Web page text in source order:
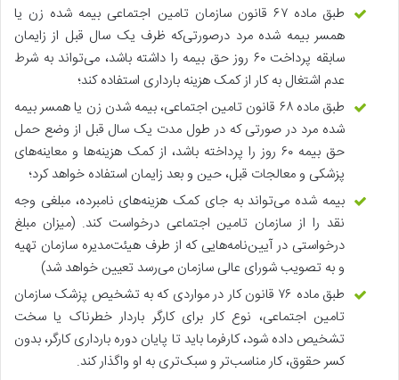
طبق ماده ۶۷ قانون سازمان تامین اجتماعی بیمه شده زن یا
همسر بیمه شده مرد درصورتی‌که ظرف یک سال قبل از زایمان
سابقه پرداخت ۶۰ روز حق بیمه را داشته باشد، می‌تواند به شرط
عدم اشتغال به کار از کمک هزینه بارداری استفاده کند؛
طبق ماده ۶۸ قانون تامین اجتماعی، بیمه شدن زن یا همسر بیمه
شده مرد در صورتی که در طول مدت یک سال قبل از وضع حمل
حق بیمه ۶۰ روز را پرداخته باشد، از کمک هزینه‌ها و معاینه‌های
پزشکی و معالجات قبل، حین و بعد زایمان استفاده خواهد کرد؛
بیمه شده می‌تواند به جای کمک هزینه‌های نامبرده، مبلغی وجه
نقد را از سازمان تامین اجتماعی درخواست کند. (میزان مبلغ
درخواستی در آیین‌نامه‌هایی که از طرف هیئت‌مدیره سازمان تهیه
و به تصویب شورای عالی سازمان می‌رسد تعیین خواهد شد)
طبق ماده ۷۶ قانون کار در مواردی که به تشخیص پزشک سازمان
تامین اجتماعی، نوع کار برای کارگر باردار خطرناک یا سخت
تشخیص داده شود، کارفرما باید تا پایان دوره بارداری کارگر، بدون
کسر حقوق، کار مناسب‌تر و سبک‌تری به او واگذار کند.